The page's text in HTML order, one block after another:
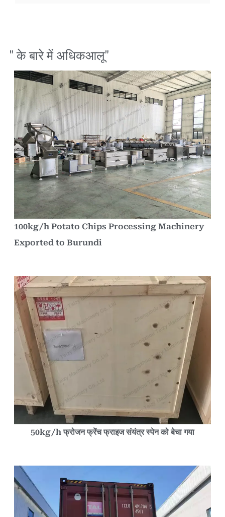
" के बारे में अधिकआलू"
100kg/h Potato Chips Processing Machinery
Exported to Burundi
50kg/h फ्रोजन फ्रेंच फ्राइज संयंत्र स्पेन को बेचा गया